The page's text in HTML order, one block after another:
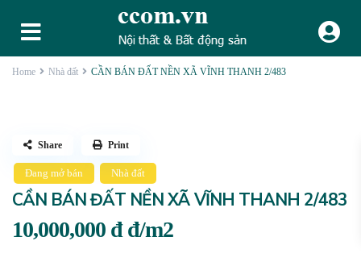
Home Nhà đất CẦN BÁN ĐẤT NỀN XÃ VĨNH THANH 2/483
Đang mở bán Nhà đất
CẦN BÁN ĐẤT NỀN XÃ VĨNH THANH 2/483
10,000,000 đđ/m2
Share Print